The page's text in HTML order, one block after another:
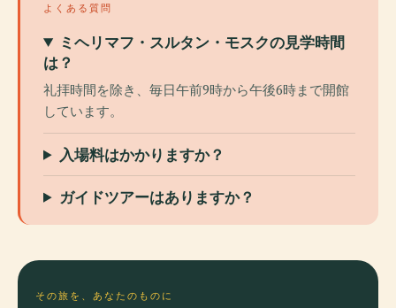
よくある質問
ミヘリマフ・スルタン・モスクの見学時間
は？
礼拝時間を除き、毎日午前9時から午後6時まで開館
しています。
入場料はかかりますか？
ガイドツアーはありますか？
その旅を、あなたのものに